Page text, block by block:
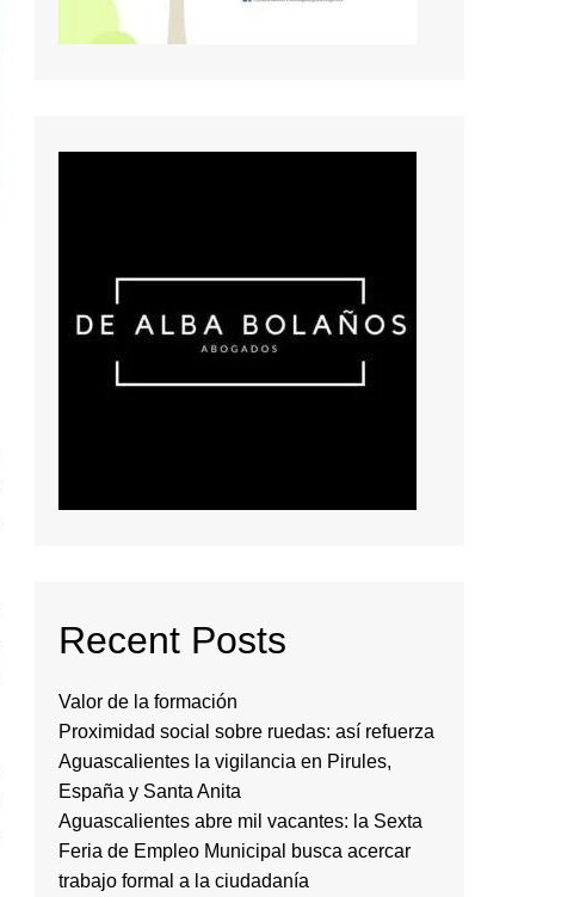
Recent Posts
Valor de la formación
Proximidad social sobre ruedas: así refuerza
Aguascalientes la vigilancia en Pirules,
España y Santa Anita
Aguascalientes abre mil vacantes: la Sexta
Feria de Empleo Municipal busca acercar
trabajo formal a la ciudadanía